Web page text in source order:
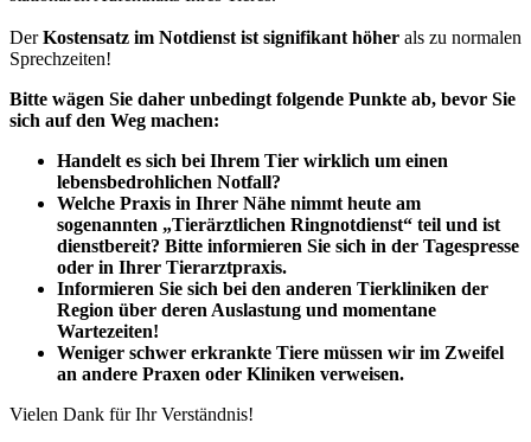
DerKostensatz im Notdienst ist signifikant höher als zu normalen
Sprechzeiten!
Bitte wägen Sie daher unbedingt folgende Punkte ab, bevor Sie
sich auf den Weg machen:
Handelt es sich bei Ihrem Tier wirklich um einen
lebensbedrohlichen Notfall?
Welche Praxis in Ihrer Nähe nimmt heute am
sogenannten „Tierärztlichen Ringnotdienst“ teil und ist
dienstbereit? Bitte informieren Sie sich in der Tagespresse
oder in Ihrer Tierarztpraxis.
Informieren Sie sich bei den anderen Tierkliniken der
Region über deren Auslastung und momentane
Wartezeiten!
Weniger schwer erkrankte Tiere müssen wir im Zweifel
an andere Praxen oder Kliniken verweisen.
Vielen Dank für Ihr Verständnis!